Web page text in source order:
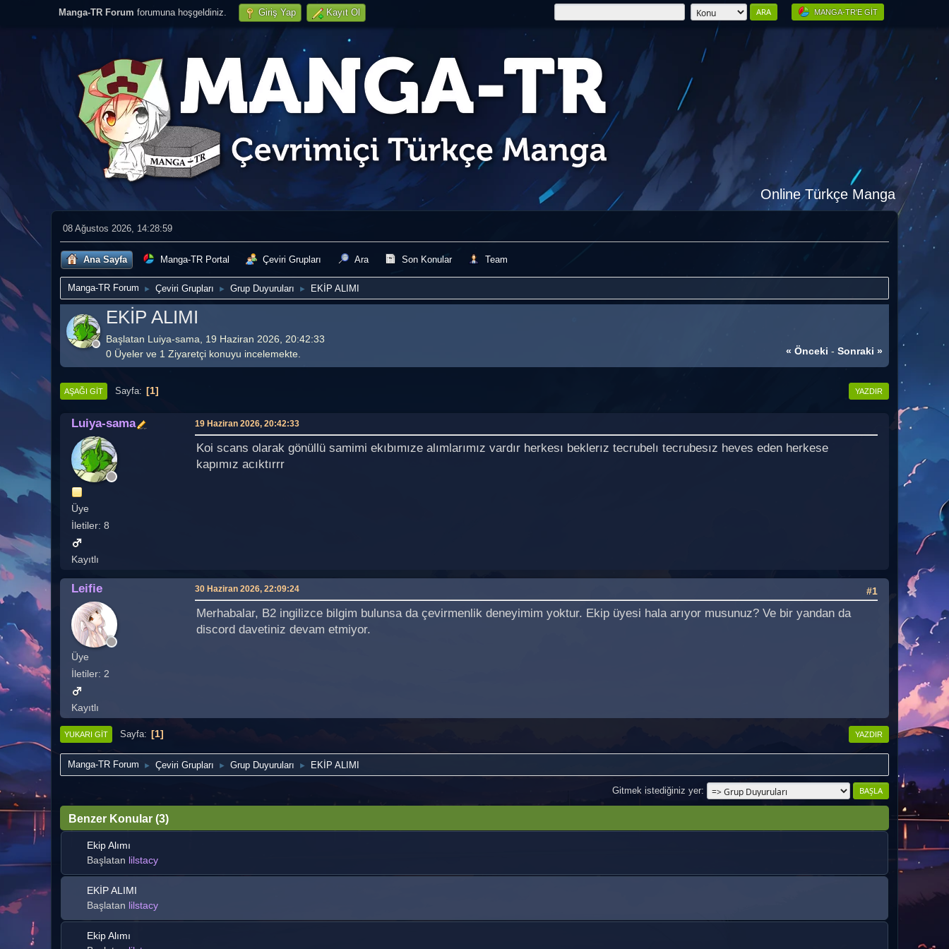
MANGA-TR'E GIT
Manga-TR Forum forumuna hoşgeldiniz. Giriş Yap Kayıt Ol
Online Türkçe Manga
08 Ağustos 2026, 14:28:59
Ana Sayfa Manga-TR Portal Çeviri Grupları Ara Son Konular Team
Manga-TR Forum ► Çeviri Grupları ► Grup Duyuruları ► EKİP ALIMI
EKİP ALIMI
Başlatan Luiya-sama, 19 Haziran 2026, 20:42:33
« Önceki - Sonraki »
0 Üyeler ve 1 Ziyaretçi konuyu incelemekte.
YAZDIR
AŞAĞI GIT Sayfa 1
Luiya-sama
Üye
İletiler: 8
Kayıtlı
19 Haziran 2026, 20:42:33
Koi scans olarak gönüllü samimi ekıbımıze alımlarımız vardır herkesı beklerız tecrubelı tecrubesız heves eden herkese
kapımız acıktırrr
Leifie
Üye
İletiler: 2
Kayıtlı
#1
30 Haziran 2026, 22:09:24
Merhabalar, B2 ingilizce bilgim bulunsa da çevirmenlik deneyimim yoktur. Ekip üyesi hala arıyor musunuz? Ve bir yandan da
discord davetiniz devam etmiyor.
YAZDIR
YUKARI GIT Sayfa 1
Manga-TR Forum ► Çeviri Grupları ► Grup Duyuruları ► EKİP ALIMI
Gitmek istediğiniz yer
Benzer Konular (3)
Ekip Alımı
Başlatan lilstacy
EKİP ALIMI
Başlatan lilstacy
Ekip Alımı